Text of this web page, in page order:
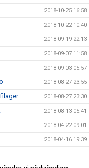
2018-10-25 16:58
2018-10-22 10:40
2018-09-19 22:13
2018-09-07 11:58
2018-09-03 05:57
2018-08-27 23:55
2018-08-27 23:30
2018-08-13 05:41
2018-04-22 09:01
2018-04-16 19:39